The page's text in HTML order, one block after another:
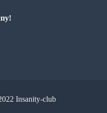
Insanity-club